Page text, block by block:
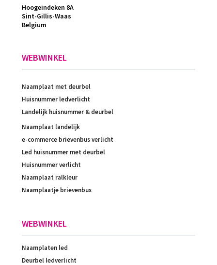
Hoogeindeken 8A
Sint-Gillis-Waas
Belgium
WEBWINKEL
Naamplaat met deurbel
Huisnummer ledverlicht
Landelijk huisnummer & deurbel
Naamplaat landelijk
e-commerce brievenbus verlicht
Led huisnummer met deurbel
Huisnummer verlicht
Naamplaat ralkleur
Naamplaatje brievenbus
WEBWINKEL
Naamplaten led
Deurbel ledverlicht